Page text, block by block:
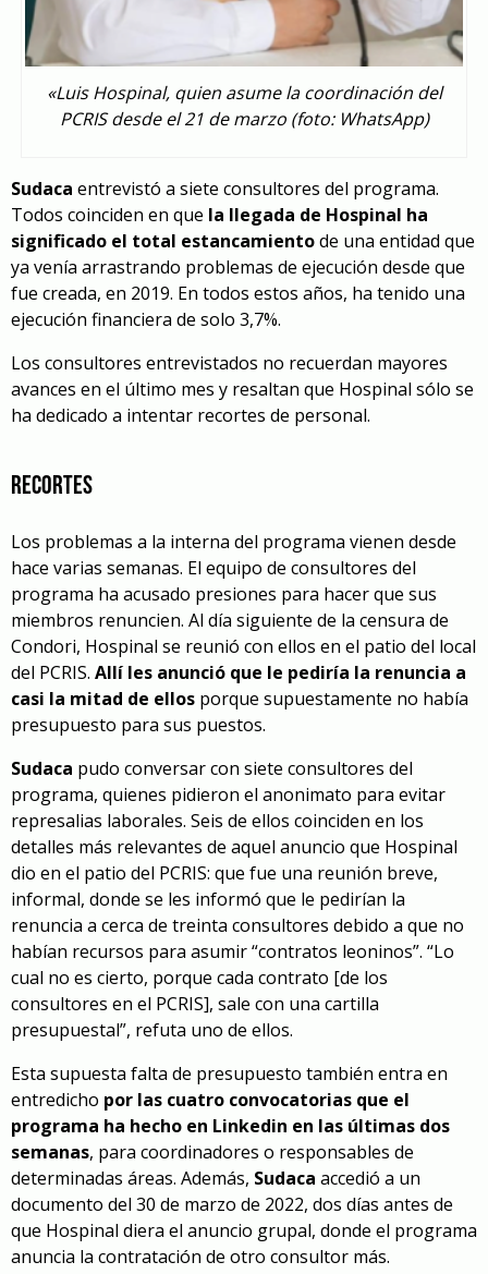
«Luis Hospinal, quien asume la coordinación del
PCRIS desde el 21 de marzo (foto: WhatsApp)
Sudaca entrevistó a siete consultores del programa.
Todos coinciden en que la llegada de Hospinal ha
significado el total estancamientode una entidad que
ya venía arrastrando problemas de ejecución desde que
fue creada, en 2019. En todos estos años, ha tenido una
ejecución financiera de solo 3,7%.
Los consultores entrevistados no recuerdan mayores
avances en el último mes y resaltan que Hospinal sólo se
ha dedicado a intentar recortes de personal.
RECORTES
Los problemas a la interna del programa vienen desde
hace varias semanas. El equipo de consultores del
programa ha acusado presiones para hacer que sus
miembros renuncien. Al día siguiente de la censura de
Condori, Hospinal se reunió con ellos en el patio del local
del PCRIS. Allí les anunció que le pediría la renuncia a
casi la mitad de ellos porque supuestamente no había
presupuesto para sus puestos.
Sudaca pudo conversar con siete consultores del
programa, quienes pidieron el anonimato para evitar
represalias laborales. Seis de ellos coinciden en los
detalles más relevantes de aquel anuncio que Hospinal
dio en el patio del PCRIS: que fue una reunión breve,
informal, donde se les informó que le pedirían la
renuncia a cerca de treinta consultores debido a que no
habían recursos para asumir “contratos leoninos”. “Lo
cual no es cierto, porque cada contrato [de los
consultores en el PCRIS], sale con una cartilla
presupuestal”, refuta uno de ellos.
Esta supuesta falta de presupuesto también entra en
entredicho por las cuatro convocatorias que el
programa ha hecho en Linkedin en las últimas dos
semanas, para coordinadores o responsables de
determinadas áreas. Además, Sudaca accedió a un
documento del 30 de marzo de 2022, dos días antes de
que Hospinal diera el anuncio grupal, donde el programa
anuncia la contratación de otro consultor más.